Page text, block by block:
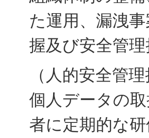
た運用、漏洩
握及び安全管
（人的安全管理
個人データの
者に定期的な